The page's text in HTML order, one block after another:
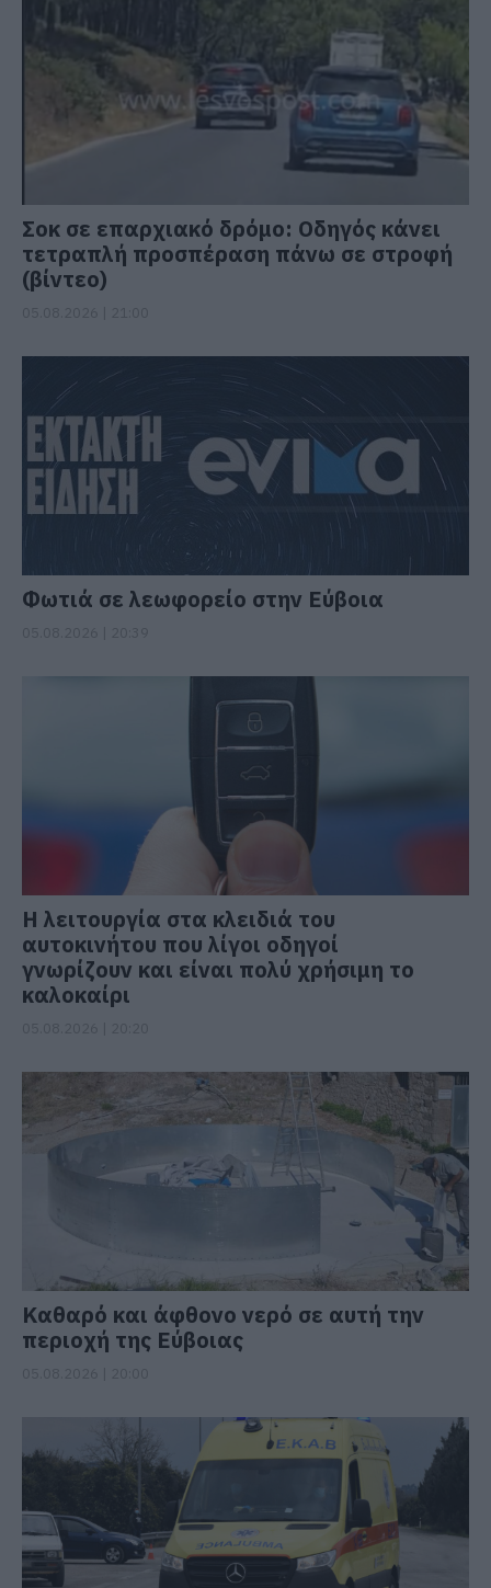
Σοκ σε επαρχιακό δρόμο: Οδηγός κάνει
τετραπλή προσπέραση πάνω σε στροφή
(βίντεο)
Φωτιά σε λεωφορείο στην Εύβοια
Η λειτουργία στα κλειδιά του
αυτοκινήτου που λίγοι οδηγοί
γνωρίζουν και είναι πολύ χρήσιμη το
καλοκαίρι
Καθαρό και άφθονο νερό σε αυτή την
περιοχή της Εύβοιας